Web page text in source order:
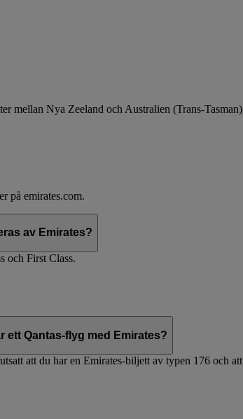
mellan Nya Zeeland och Australien (Trans-
på emirates.com.
av Emirates?
och First Class.
ett Qantas-flyg med Emirates?
att du har en Emirates-biljett av typen 176 och